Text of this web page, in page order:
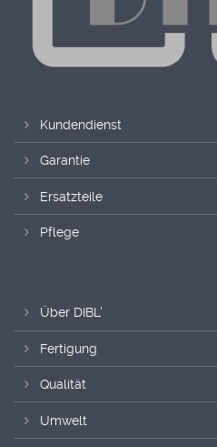
Kundendienst
Garantie
Ersatzteile
Pflege
Über DIBL'
Fertigung
Qualität
Umwelt